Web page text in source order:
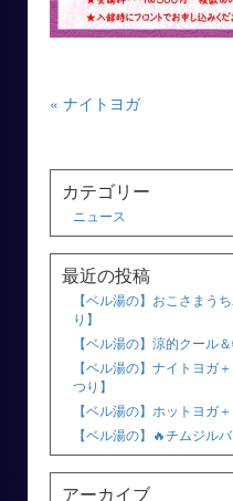
« ナイトヨガ
カテゴリー
ニュース
最近の投稿
【ベル湯の】おこさまう
り】
【ベル湯の】涼的クール
【ベル湯の】ナイトヨガ
つり】
【ベル湯の】ホットヨガ
【ベル湯の】🔥チムジル
アーカイブ